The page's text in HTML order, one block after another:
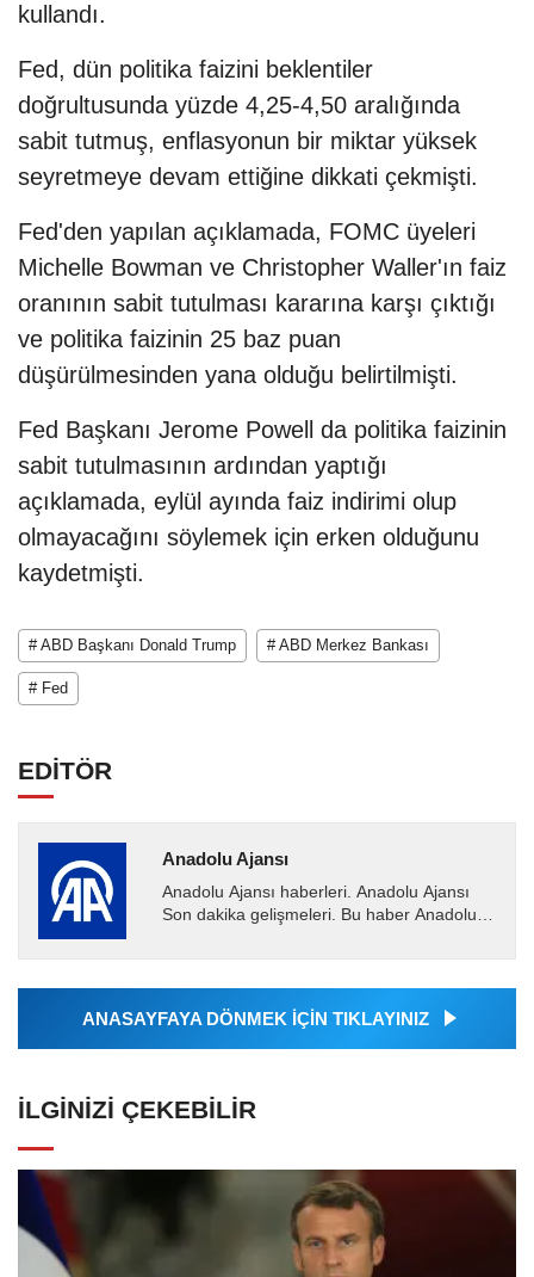
kullandı.
Fed, dün politika faizini beklentiler
doğrultusunda yüzde 4,25-4,50 aralığında
sabit tutmuş, enflasyonun bir miktar yüksek
seyretmeye devam ettiğine dikkati çekmişti.
Fed'den yapılan açıklamada, FOMC üyeleri
Michelle Bowman ve Christopher Waller'ın faiz
oranının sabit tutulması kararına karşı çıktığı
ve politika faizinin 25 baz puan
düşürülmesinden yana olduğu belirtilmişti.
Fed Başkanı Jerome Powell da politika faizinin
sabit tutulmasının ardından yaptığı
açıklamada, eylül ayında faiz indirimi olup
olmayacağını söylemek için erken olduğunu
kaydetmişti.
# ABD Başkanı Donald Trump # ABD Merkez Bankası
# Fed
EDİTÖR
Anadolu Ajansı
Anadolu Ajansı haberleri. Anadolu Ajansı
Son dakika gelişmeleri. Bu haber Anadolu
Ajansı tarafından...
ANASAYFAYA DÖNMEK İÇİN TIKLAYINIZ
İLGINIZI ÇEKEBILIR